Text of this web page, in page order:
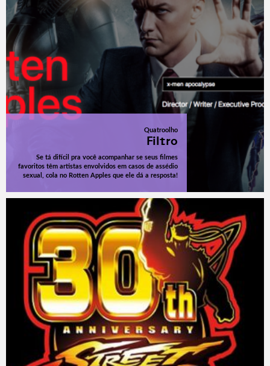
Quatroolho
Filtro
Se tá difícil pra você acompanhar se seus filmes
favoritos têm artistas envolvidos em casos de assédio
sexual, cola no Rotten Apples que ele dá a resposta!